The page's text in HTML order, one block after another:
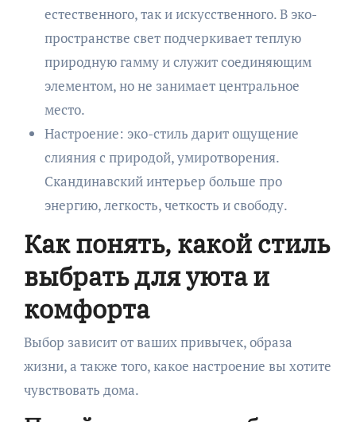
естественного, так и искусственного. В эко-
пространстве свет подчеркивает теплую
природную гамму и служит соединяющим
элементом, но не занимает центральное
место.
Настроение: эко-стиль дарит ощущение
слияния с природой, умиротворения.
Скандинавский интерьер больше про
энергию, легкость, четкость и свободу.
Как понять, какой стиль
выбрать для уюта и
комфорта
Выбор зависит от ваших привычек, образа
жизни, а также того, какое настроение вы хотите
чувствовать дома.